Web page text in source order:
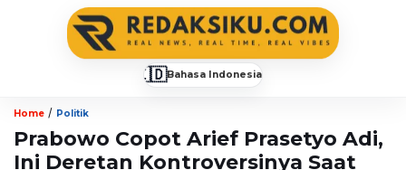
🇮🇩Bahasa Indonesia
Home / Politik
Prabowo Copot Arief Prasetyo Adi,
Ini Deretan Kontroversinya Saat